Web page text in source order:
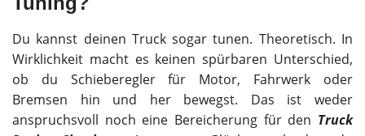
Du kannst deinen Truck sogar tunen. Theoretisch. In
Wirklichkeit macht es keinen spürbaren Unterschied,
ob du Schieberegler für Motor, Fahrwerk oder
Bremsen hin und her bewegst. Das ist weder
anspruchsvoll noch eine Bereicherung für den Truck